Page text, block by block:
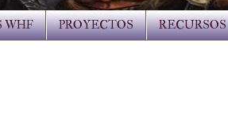
WHF PROYECTOS RECURSOS